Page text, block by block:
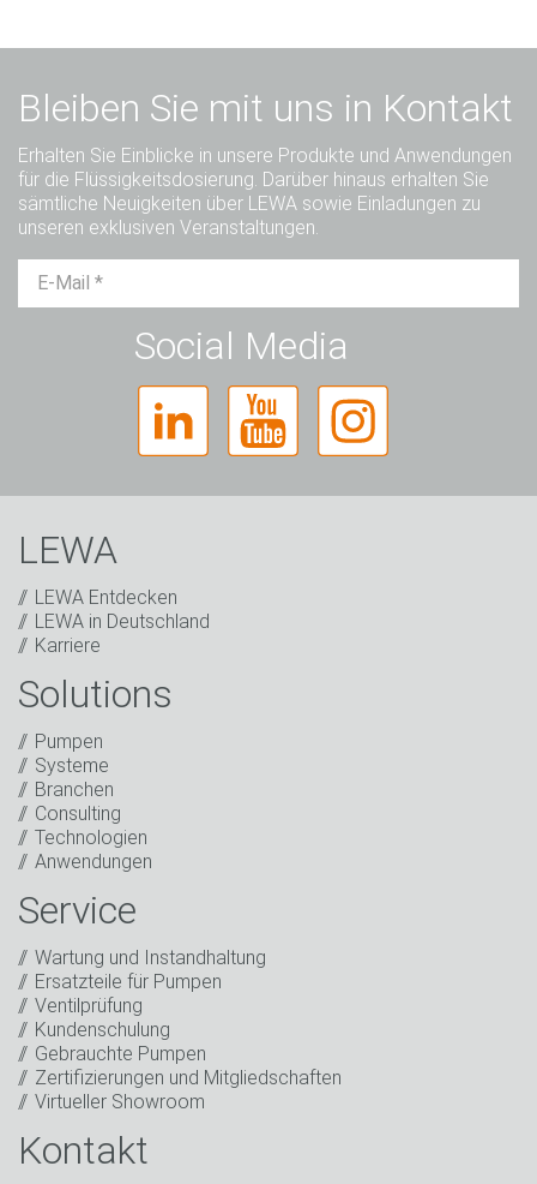
Bleiben Sie mit uns in Kontakt
Erhalten Sie Einblicke in unsere Produkte und Anwendungen
für die Flüssigkeitsdosierung. Darüber hinaus erhalten Sie
sämtliche Neuigkeiten über LEWA sowie Einladungen zu
unseren exklusiven Veranstaltungen.
Frau Divers
Captcha
Ich habe die Datenschutzerklärung gelesen. Ich
stimme der Verarbeitung meiner Daten für
Marketingzwecke zu. Dazu gehören der Versand
unseres Newsletters sowie weiterer Informationen
über neue Produkte, Neuigkeiten des Unternehmens,
Werbeaktionen, Einladungen zu Veranstaltungen oder
* Pflichtfeld
Social Media
LEWA
LEWA Entdecken
LEWA in Deutschland
Karriere
Solutions
Pumpen
Systeme
Branchen
Consulting
Technologien
Anwendungen
Service
Wartung und Instandhaltung
Ersatzteile für Pumpen
Ventilprüfung
Kundenschulung
Gebrauchte Pumpen
Zertifizierungen und Mitgliedschaften
Virtueller Showroom
Kontakt